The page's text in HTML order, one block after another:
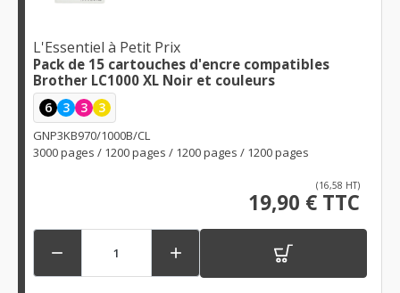
L'Essentiel à Petit Prix
Pack de 15 cartouches d'encre compatibles
Brother LC1000 XL Noir et couleurs
6 3 3 3
GNP3KB970/1000B/CL
3000 pages / 1200 pages / 1200 pages / 1200 pages
(16,58 HT)
19,90 € TTC
 